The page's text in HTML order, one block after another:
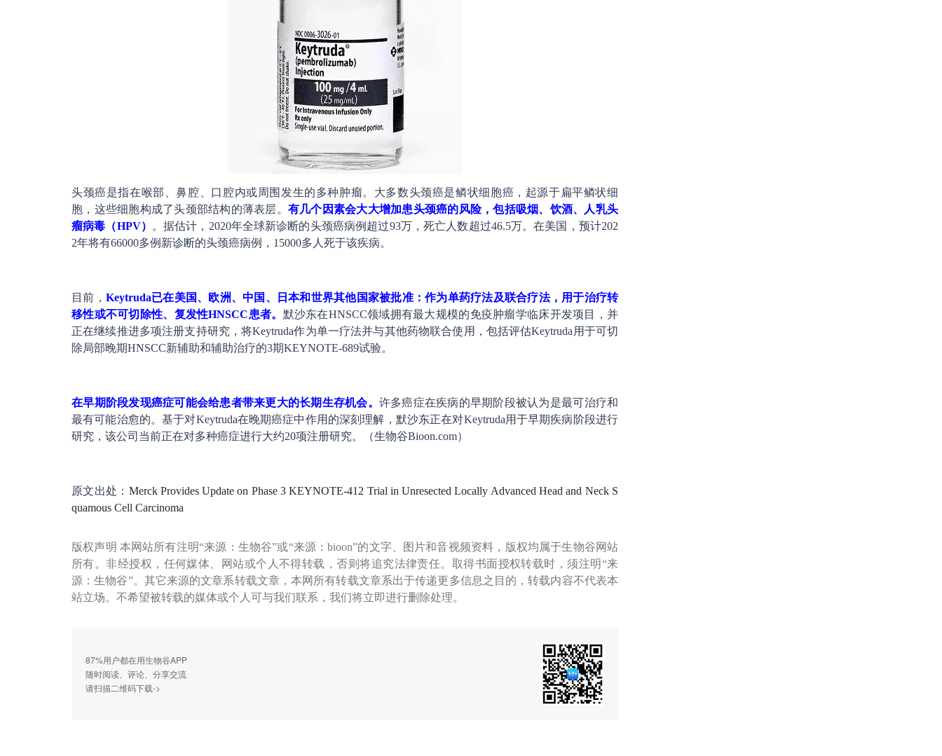
头颈癌是指在喉部、鼻腔、口腔内或周围发生的多种肿瘤。大多数头颈癌是鳞状细胞癌，起源于扁平鳞状细
胞，这些细胞构成了头颈部结构的薄表层。 有几个因素会大大增加患头颈癌的风险，包括吸烟、饮酒、人乳头
瘤病毒（HPV）
。据估计，2020年全球新诊断的头颈癌病例超过93万，死亡人数超过46.5万。在美国，预计202
2年将有66000多例新诊断的头颈癌病例，15000多人死于该疾病。
目前， Keytruda已在美国、欧洲、中国、日本和世界其他国家被批准：作为单药疗法及联合疗法，用于治疗转
移性或不可切除性、复发性HNSCC患者。 默沙东在HNSCC领域拥有最大规模的免疫肿瘤学临床开发项目，并
正在继续推进多项注册支持研究，将Keytruda作为单一疗法并与其他药物联合使用，包括评估Keytruda用于可切
除局部晚期HNSCC新辅助和辅助治疗的3期KEYNOTE-689试验。
在早期阶段发现癌症可能会给患者带来更大的长期生存机会。 许多癌症在疾病的早期阶段被认为是最可治疗和
最有可能治愈的。基于对Keytruda在晚期癌症中作用的深刻理解，默沙东正在对Keytruda用于早期疾病阶段进行
研究，该公司当前正在对多种癌症进行大约20项注册研究。（生物谷Bioon.com）
原文出处： Merck Provides Update on Phase 3 KEYNOTE-412 Trial in Unresected Locally Advanced Head and Neck S
quamous Cell Carcinoma
版权声明 本网站所有注明“来源：生物谷”或“来源：bioon”的文字、图片和音视频资料，版权均属于生物谷网站
所有。非经授权，任何媒体、网站或个人不得转载，否则将追究法律责任。取得书面授权转载时，须注明“来
源：生物谷”。其它来源的文章系转载文章，本网所有转载文章系出于传递更多信息之目的，转载内容不代表本
站立场。不希望被转载的媒体或个人可与我们联系，我们将立即进行删除处理。
87%用户都在用生物谷APP
随时阅读、评论、分享交流
请扫描二维码下载->